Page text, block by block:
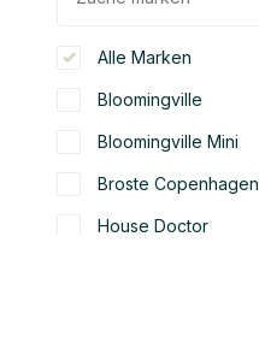
Alle Marken
Bloomingville
Bloomingville Mini
Broste Copenhagen
House Doctor